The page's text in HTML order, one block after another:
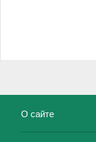
О сайте